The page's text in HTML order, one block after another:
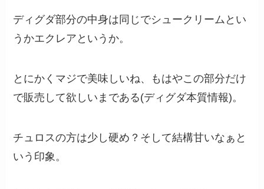
ディグダ部分の中身は同じでシュークリームとい
うかエクレアというか。
とにかくマジで美味しいね、もはやこの部分だけ
で販売して欲しいまである(ディグダ本質情報)。
チュロスの方は少し硬め？そして結構甘いなぁと
いう印象。